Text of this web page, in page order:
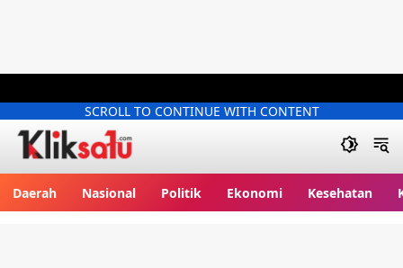
SCROLL TO CONTINUE WITH CONTENT
Daerah Nasional Politik Ekonomi Kesehatan